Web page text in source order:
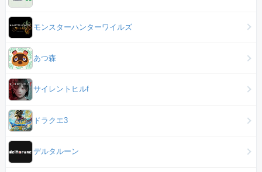
モンスターハンターワイルズ
あつ森
サイレントヒルf
ドラクエ3
デルタルーン